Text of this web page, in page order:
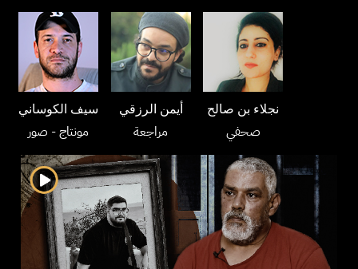
سيف الكوساني
مونتاج- صور
أيمن الرزقي
مراجعة
نجلاء بن صالح
صحفي